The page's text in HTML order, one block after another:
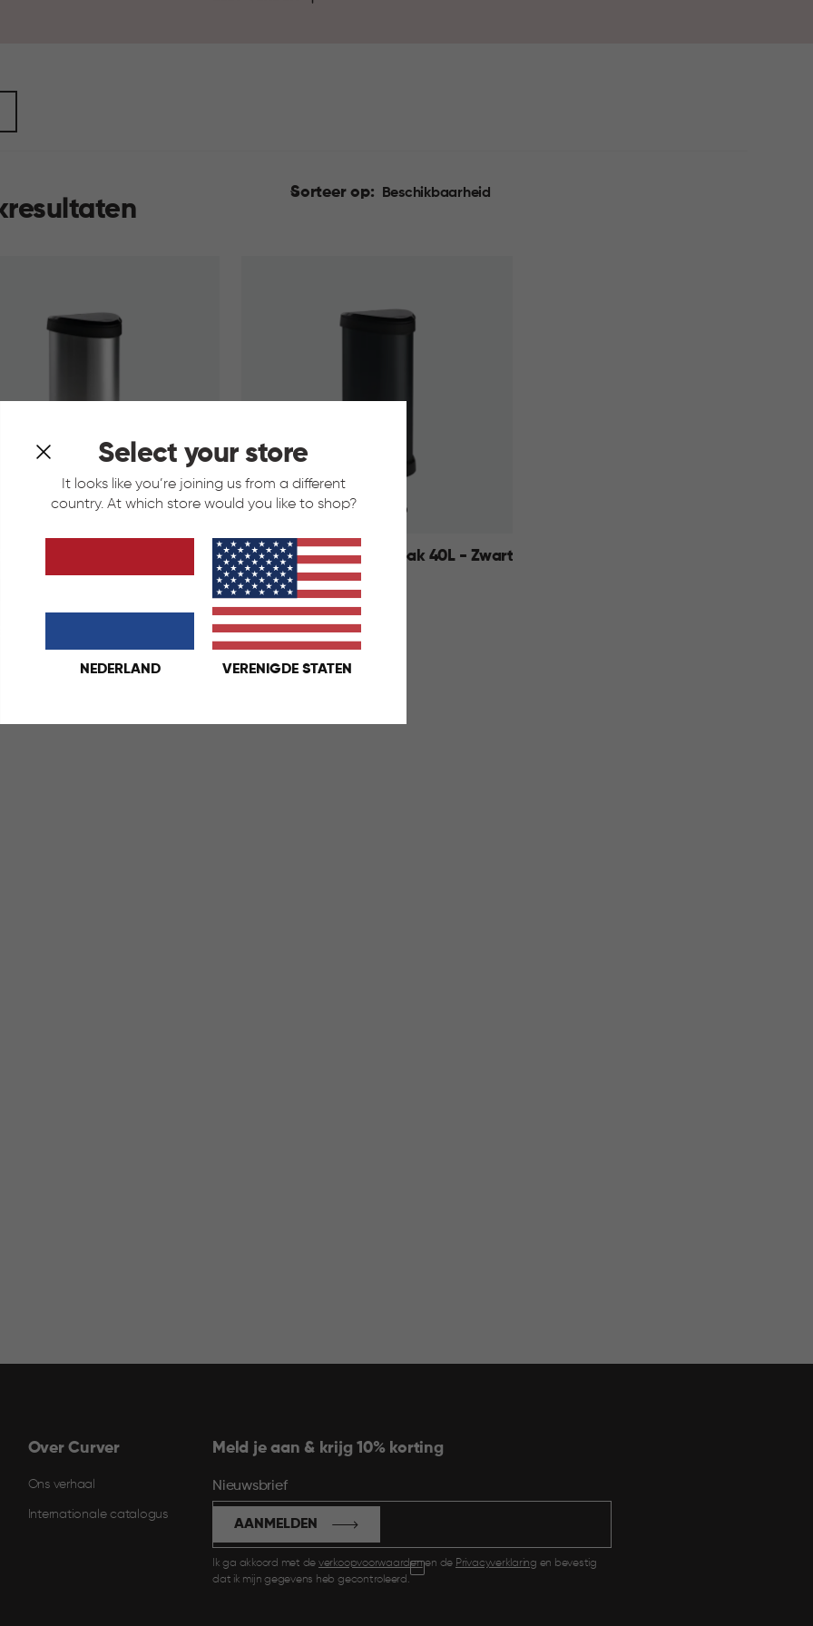
Select your store
It looks like you’re joining us from a different
country. At which store would you like to shop?
NEDERLAND VERENIGDE STATEN
Sorteer op: Beschikbaarheid
Push Prullenbak 40L - Zilver Decobin Push Prullenbak 40L - Zwart
ZilverZwart
€
44,95
€ 44,95
IN
WINKELMAND
Over Curver
Ons verhaal
Internationale catalogus
Meld je aan & krijg 10% korting
Nieuwsbrief
Ik ga akkoord met de verkoopvoorwaardenen de Privacyverklaring en bevestig
dat ik mijn gegevens heb gecontroleerd.
AANMELDEN